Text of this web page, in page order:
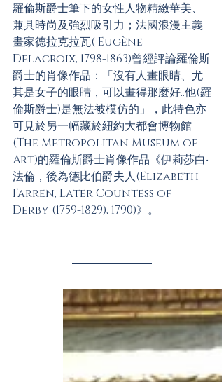
羅倫斯爵士筆下的女性人物精緻華美、
兼具時尚及強烈吸引力；法國浪漫主義
畫家德拉克拉瓦( Eugène
Delacroix, 1798-1863)曾經評論羅倫斯
爵士的肖像作品：「沒有人畫眼睛、尤
其是女子的眼睛，可以畫得那麼好..他(羅
倫斯爵士)是無法被模仿的」，此特色亦
可見於另一幅藏於紐約大都會博物館
(The Metropolitan Museum of
Art)的羅倫斯爵士肖像作品《伊莉莎白‧
法倫，後為德比伯爵夫人(Elizabeth
Farren, Later Countess of
Derby (1759-1829), 1790)》。